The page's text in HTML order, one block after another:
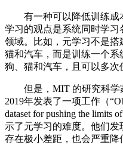
有一种可以降低训练成
学习的观点是系统同时学
领域。比如，元学习不是搭
猫和汽车，而是训练一个
狗、猫和汽车，且可以多次
但是，MIT 的研究科学
2019年发表了一项工作（
dataset for pushing the limits
示了元学习的难度。他们
存在极小差距，也会严重降